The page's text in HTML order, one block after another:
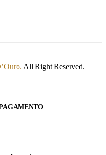
All Right Reserved.